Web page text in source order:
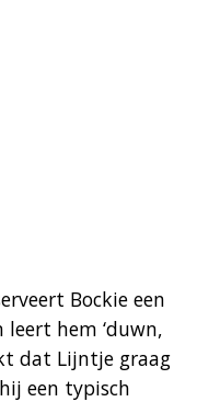
Bockie een
hem ‘duwn,
dat Lijntje graag
een typisch